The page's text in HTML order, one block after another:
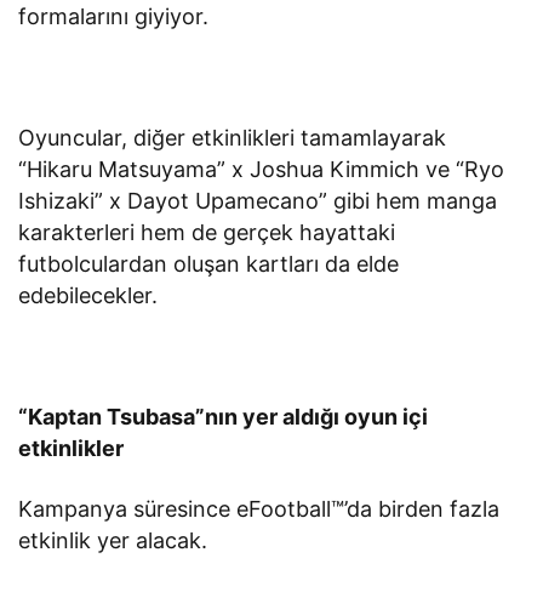
formalarını giyiyor.
Oyuncular, diğer etkinlikleri tamamlayarak
“Hikaru Matsuyama” x Joshua Kimmich ve “Ryo
Ishizaki” x Dayot Upamecano” gibi hem manga
karakterleri hem de gerçek hayattaki
futbolculardan oluşan kartları da elde
edebilecekler.
“Kaptan Tsubasa”nın yer aldığı oyun içi
etkinlikler
Kampanya süresince eFootball™’da birden fazla
etkinlik yer alacak.